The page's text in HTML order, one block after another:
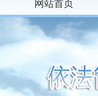
网站首页